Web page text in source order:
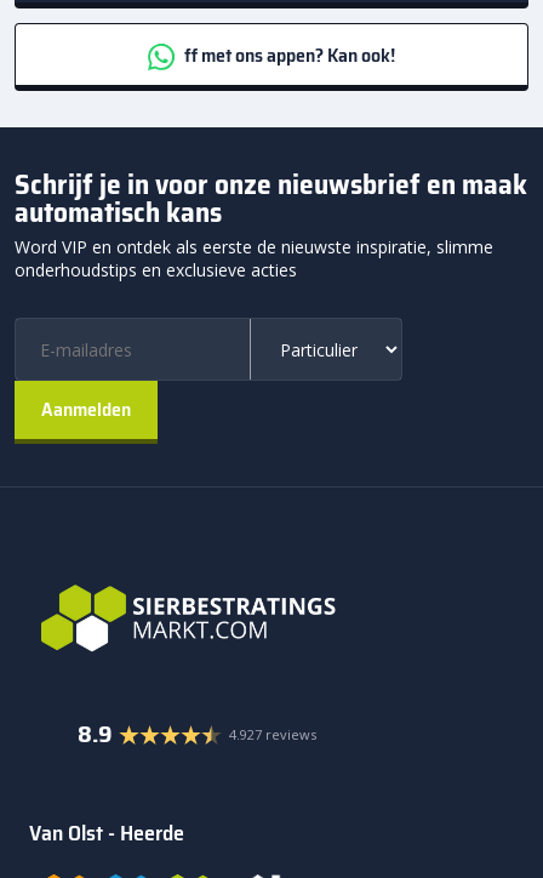
ff met ons appen? Kan ook!
Schrijf je in voor onze nieuwsbrief en maak
automatisch kans
Word VIP en ontdek als eerste de nieuwste inspiratie, slimme
onderhoudstips en exclusieve acties
8.9 4.927 reviews
Van Olst - Heerde